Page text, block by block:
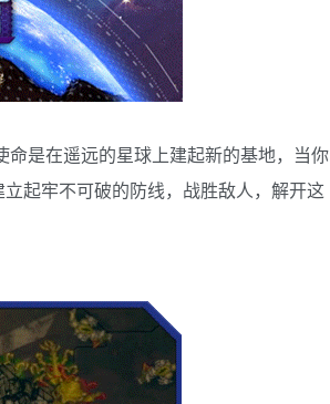
是在遥远的星球上建起新的基地，当你
起牢不可破的防线，战胜敌人，解开这